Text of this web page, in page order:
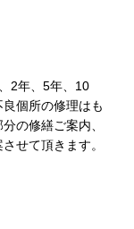
2年、5年、10
個所の修理はも
の修繕ご案内、
せて頂きます。